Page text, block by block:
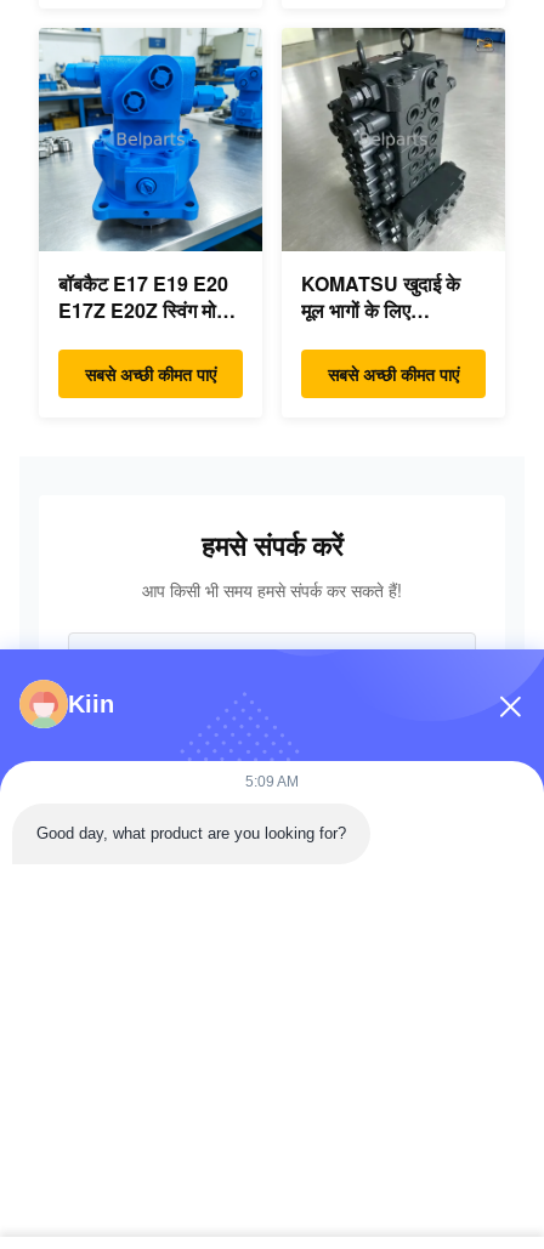
16023 B0600-16017
मिनी खुदाई
RB559-61290
RC157-78000 मिनी
खुदाई भागों के लिए
बॉबकैट E17 E19 E20
E17Z E20Z स्विंग मोटर
7024419 मिनी खुदाई के
लिए
सबसे अच्छी कीमत पाएं
KOMATSU खुदाई के
मूल भागों के लिए
नियंत्रण वाल्व 723-18-
18200 723-18-18201
सबसे अच्छी कीमत पाएं
हमसे संपर्क करें
आप किसी भी समय हमसे संपर्क कर सकते हैं!
Kiin
5:09 AM
Good day, what product are you looking for?